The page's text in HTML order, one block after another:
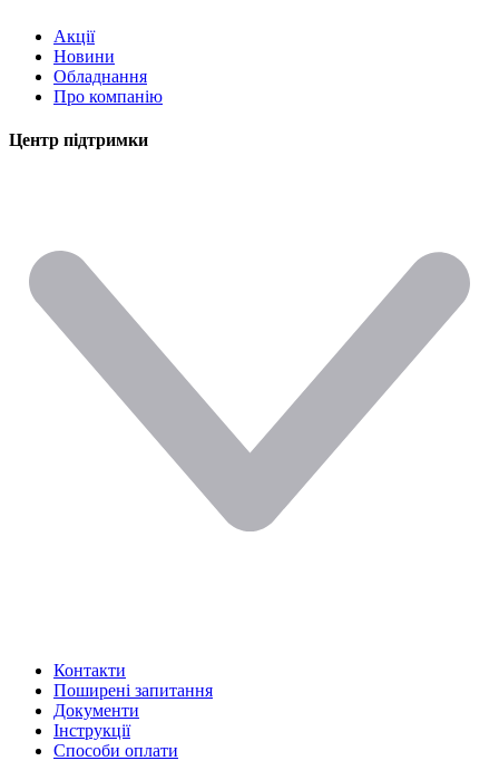
Акції
Новини
Обладнання
Про компанію
Центр підтримки
Контакти
Поширені запитання
Документи
Інструкції
Способи оплати